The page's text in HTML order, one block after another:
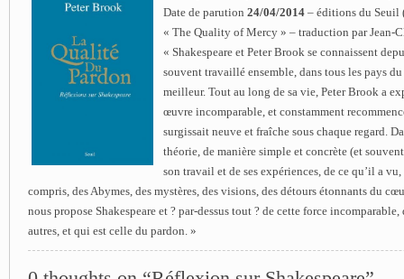
Date de parution 24/04/2014 – éditions du Seuil
« The Quality of Mercy » – traduction par Jean-
« Shakespeare et Peter Brook se connaissent
souvent travaillé ensemble, dans tous les pays
meilleur. Tout au long de sa vie, Peter Brook a
œuvre incomparable, et constamment
surgissait neuve et fraîche sous chaque regard.
théorie, de manière simple et concrète (et
son travail et de ses expériences, de ce qu’il a
compris, des Abymes, des mystères, des visions, des détours étonnants du
nous propose Shakespeare et ? par-dessus tout ? de cette force incomparable,
autres, et qui est celle du pardon. »